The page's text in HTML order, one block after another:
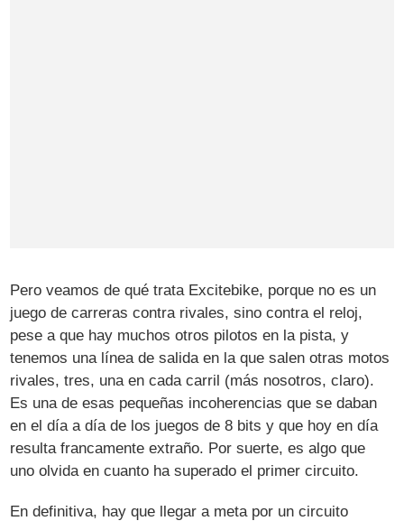
Pero veamos de qué trata Excitebike, porque no es un
juego de carreras contra rivales, sino contra el reloj,
pese a que hay muchos otros pilotos en la pista, y
tenemos una línea de salida en la que salen otras motos
rivales, tres, una en cada carril (más nosotros, claro).
Es una de esas pequeñas incoherencias que se daban
en el día a día de los juegos de 8 bits y que hoy en día
resulta francamente extraño. Por suerte, es algo que
uno olvida en cuanto ha superado el primer circuito.
En definitiva, hay que llegar a meta por un circuito